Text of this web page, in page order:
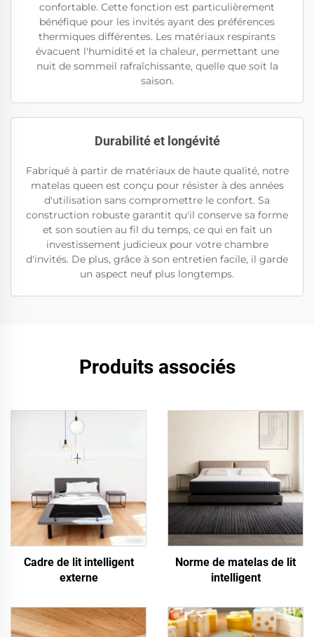
confortable. Cette fonction est particulièrement
bénéfique pour les invités ayant des préférences
thermiques différentes. Les matériaux respirants
évacuent l'humidité et la chaleur, permettant une
nuit de sommeil rafraîchissante, quelle que soit la
saison.
Durabilité et longévité
Fabriqué à partir de matériaux de haute qualité, notre
matelas queen est conçu pour résister à des années
d'utilisation sans compromettre le confort. Sa
construction robuste garantit qu'il conserve sa forme
et son soutien au fil du temps, ce qui en fait un
investissement judicieux pour votre chambre
d'invités. De plus, grâce à son entretien facile, il garde
un aspect neuf plus longtemps.
Produits associés
Cadre de lit intelligent
externe
Norme de matelas de lit
intelligent